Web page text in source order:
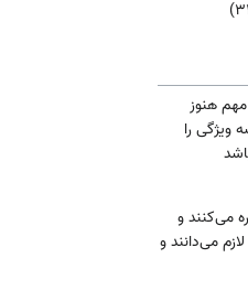
هنوز
ویژگی را
باشد
شخص اشاره می‌کنند و
می‌دانند و